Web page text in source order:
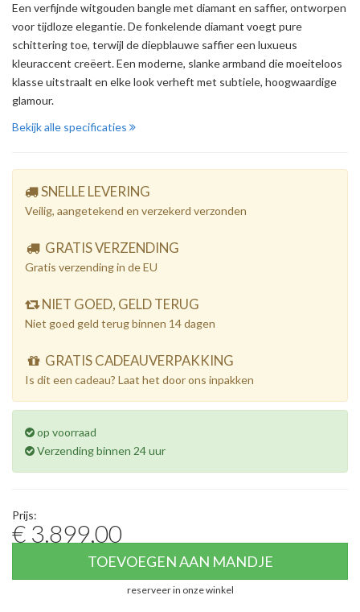
Een verfijnde witgouden bangle met diamant en saffier, ontworpen
voor tijdloze elegantie. De fonkelende diamant voegt pure
schittering toe, terwijl de diepblauwe saffier een luxueus
kleuraccent creëert. Een moderne, slanke armband die moeiteloos
klasse uitstraalt en elke look verheft met subtiele, hoogwaardige
glamour.
Bekijk alle specificaties
SNELLE LEVERING
Veilig, aangetekend en verzekerd verzonden
GRATIS VERZENDING
Gratis verzending in de EU
NIET GOED, GELD TERUG
Niet goed geld terug binnen 14 dagen
GRATIS CADEAUVERPAKKING
Is dit een cadeau? Laat het door ons inpakken
op voorraad
Verzending binnen 24 uur
Prijs:
€ 3.899,00
TOEVOEGEN AAN MANDJE
reserveer in onze winkel